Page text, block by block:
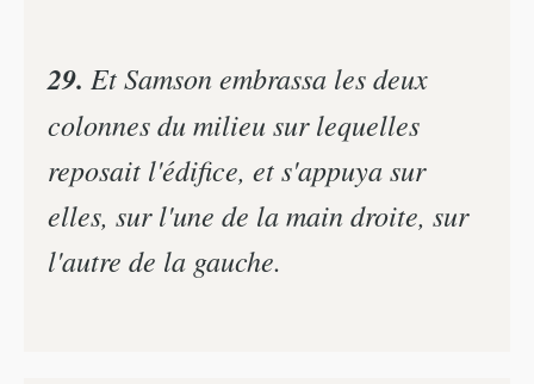
29. Et Samson embrassa les deux
colonnes du milieu sur lequelles
reposait l'édifice, et s'appuya sur
elles, sur l'une de la main droite, sur
l'autre de la gauche.